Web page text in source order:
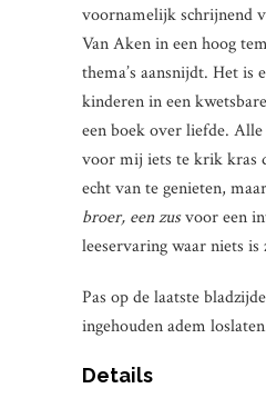
voornamelijk schrijnend
Van Aken in een hoog
thema’s aansnijdt. Het is
kinderen in een
een boek over liefde.
voor mij iets te krik kras
echt van te genieten,
broer, een zusvoor een
leeservaring waar niets
Pas op de laatste
ingehouden adem
Details